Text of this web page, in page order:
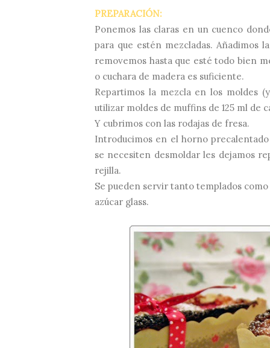
PREPARACIÓN:
Ponemos las claras en un cuenco
para que estén mezcladas. Añadimos
removemos hasta que esté todo bien
o cuchara de madera es suficiente.
Repartimos la mezcla en los moldes
utilizar moldes de muffins de 125 ml de
Y cubrimos con las rodajas de fresa.
Introducimos en el horno
se necesiten desmoldar les dejamos
rejilla.
Se pueden servir tanto templados
azúcar glass.